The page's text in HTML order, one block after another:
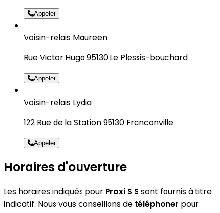
Appeler
Voisin-relais Maureen
Rue Victor Hugo 95130 Le Plessis-bouchard
Appeler
Voisin-relais Lydia
122 Rue de la Station 95130 Franconville
Appeler
Horaires d'ouverture
Les horaires indiqués pour Proxi S S sont fournis à titre
indicatif. Nous vous conseillons de téléphoner pour